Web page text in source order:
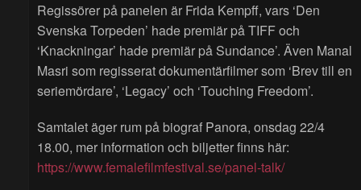
Regissörer på panelen är Frida Kempff, vars ‘Den
Svenska Torpeden’ hade premiär på TIFF och
‘Knackningar’ hade premiär på Sundance’. Även Manal
Masri som regisserat dokumentärfilmer som ‘Brev till en
seriemördare’, ‘Legacy’ och ‘Touching Freedom’.
Samtalet äger rum på biograf Panora, onsdag 22/4
18.00, mer information och biljetter finns här:
https://www.femalefilmfestival.se/panel-talk/